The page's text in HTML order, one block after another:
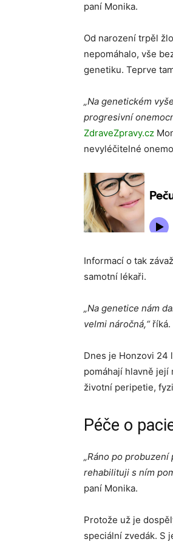
paní Monika.
Od narození trpěl
nepomáhalo, vše
genetiku. Teprve
„Na genetickém
progresivní
ZdraveZpravy.cz
nevyléčitelné
Informací o tak
samotní lékaři.
„Na genetice nám
velmi náročná,“říká.
Dnes je Honzovi 24
pomáhají hlavně její
životní peripetie,
Péče o
„Ráno po
rehabilituji s ním
paní Monika.
Protože už je
speciální zvedák. S